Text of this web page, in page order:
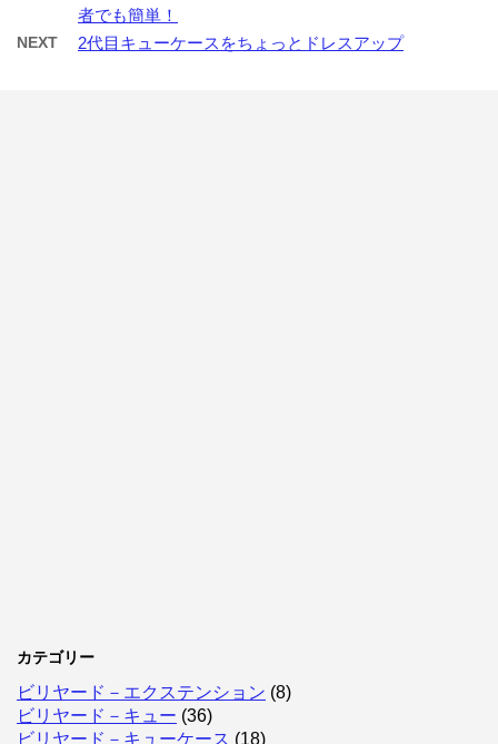
者でも簡単！
NEXT 2代目キューケースをちょっとドレスアップ
カテゴリー
ビリヤード－エクステンション (8)
ビリヤード－キュー (36)
ビリヤード－キューケース (18)